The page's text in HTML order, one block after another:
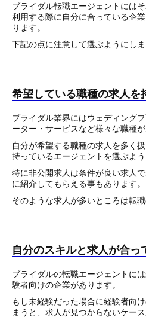
ブライダル転職エージェントには
利用する際に自分に合っている企
ります。
下記の点に注意して選ぶようにしま
希望している職種の求人を
ブライダル業界にはウェディング
ーター・サービスなど様々な職種が
自分が希望する職種の求人を多く
持っているエージェントを選ぶよう
特に非公開求人は条件が良い求人
に紹介してもらえる事もあります。
そのような求人が多いところは転
自分のスキルと求人が合
ブライダルの転職エージェントに
験者向けの企業があります。
もし未経験だった場合に経験者向
まうと、求人が見つからないケース